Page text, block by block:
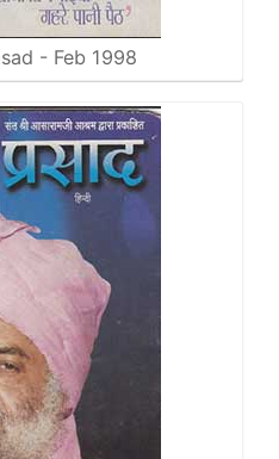
- Feb 1998